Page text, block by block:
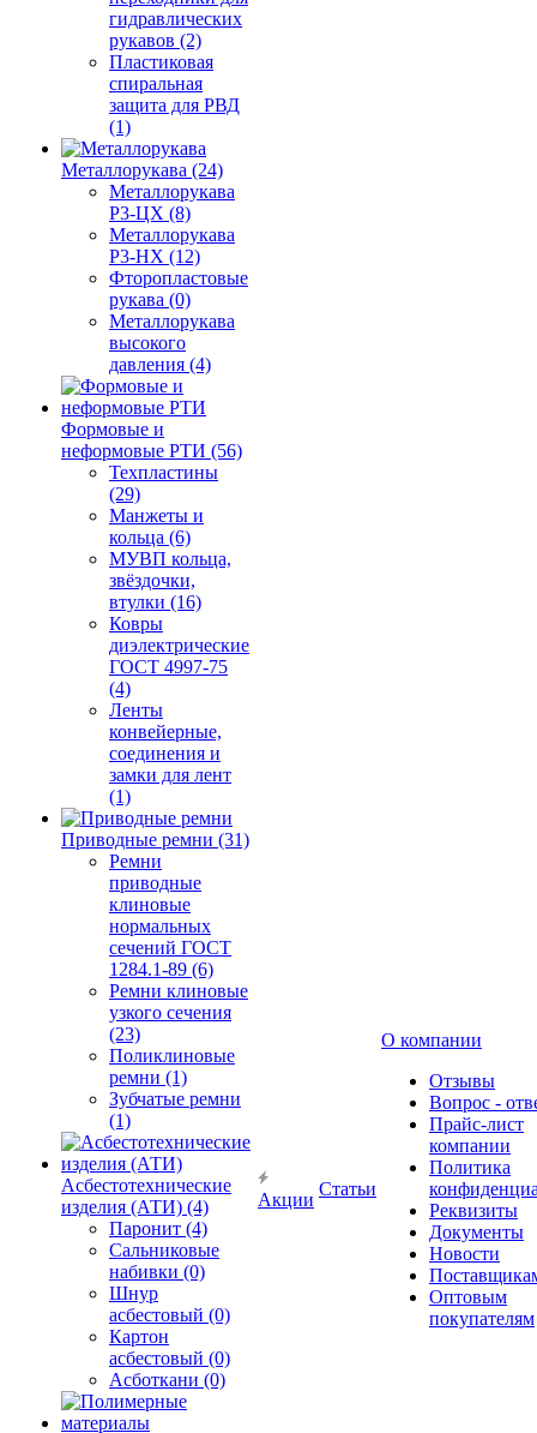
гидравлических
рукавов (2)
Пластиковая
спиральная
защита для РВД
(1)
Металлорукава (24)
Металлорукава
Р3-ЦХ (8)
Металлорукава
Р3-НХ (12)
Фторопластовые
рукава (0)
Металлорукава
высокого
давления (4)
Формовые и
неформовые РТИ (56)
Техпластины
(29)
Манжеты и
кольца (6)
МУВП кольца,
звёздочки,
втулки (16)
Ковры
диэлектрические
ГОСТ 4997-75
(4)
Ленты
конвейерные,
соединения и
замки для лент
(1)
Приводные ремни (31)
Ремни
приводные
клиновые
нормальных
сечений ГОСТ
1284.1-89 (6)
Ремни клиновые
узкого сечения
(23)
Поликлиновые
ремни (1)
Зубчатые ремни
(1)
Асбестотехнические
изделия (АТИ) (4)
Паронит (4)
Сальниковые
набивки (0)
Шнур
асбестовый (0)
Картон
асбестовый (0)
Асботкани (0)
Акции
Статьи
О компании
Отзывы
Вопрос -
Прайс-лист
компании
Политика
Реквизиты
Документы
Новости
Оптовым
покупателям